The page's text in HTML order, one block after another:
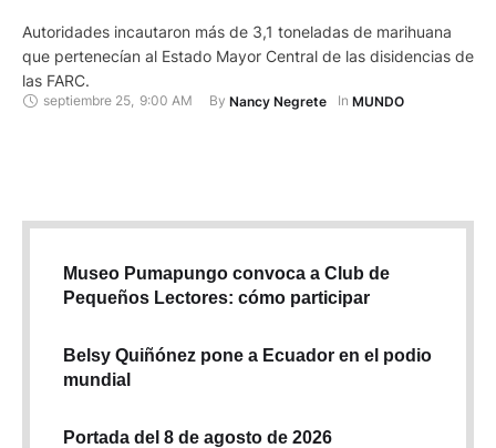
Autoridades incautaron más de 3,1 toneladas de marihuana
que pertenecían al Estado Mayor Central de las disidencias de
las FARC.
septiembre 25, 9:00 AM By Nancy Negrete In MUNDO
Museo Pumapungo convoca a Club de
Pequeños Lectores: cómo participar
Belsy Quiñónez pone a Ecuador en el podio
mundial
Portada del 8 de agosto de 2026